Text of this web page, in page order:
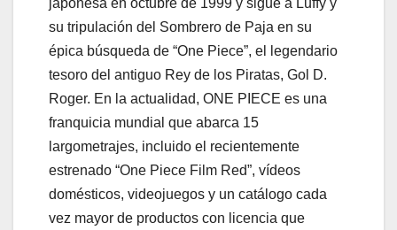
japonesa en octubre de 1999 y sigue a Luffy y
su tripulación del Sombrero de Paja en su
épica búsqueda de “One Piece”, el legendario
tesoro del antiguo Rey de los Piratas, Gol D.
Roger. En la actualidad, ONE PIECE es una
franquicia mundial que abarca 15
largometrajes, incluido el recientemente
estrenado “One Piece Film Red”, vídeos
domésticos, videojuegos y un catálogo cada
vez mayor de productos con licencia que